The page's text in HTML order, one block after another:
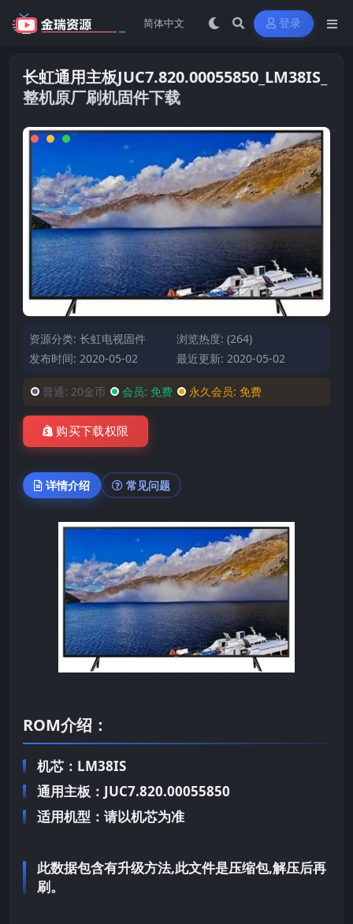
登录
长虹通用主板JUC7.820.00055850_LM38IS_
整机原厂刷机固件下载
资源分类: 长虹电视固件
浏览热度: (264)
发布时间: 2020-05-02
最近更新: 2020-05-02
普通: 20金币 会员: 免费 永久会员: 免费
购买下载权限
详情介绍 常见问题
ROM介绍：
机芯：LM38IS
通用主板：JUC7.820.00055850
适用机型：请以机芯为准
此数据包含有升级方法,此文件是压缩包,解压后再
刷。